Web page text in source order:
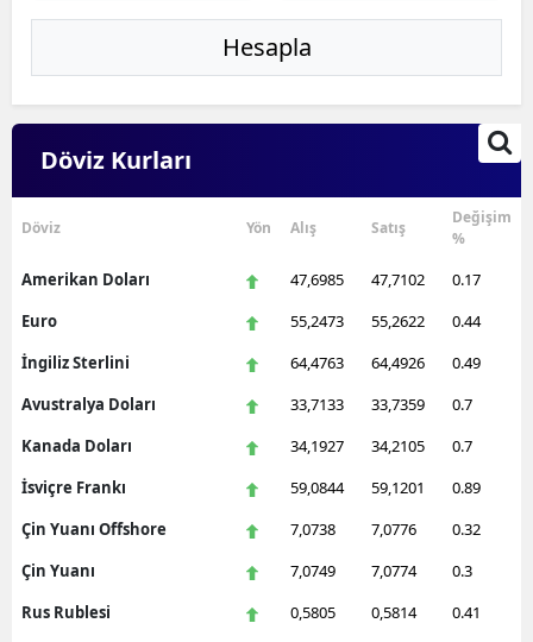
Hesapla
Döviz Kurları
Döviz Yön Alış Satış
Değişim
%
Amerikan Doları 47,6985 47,7102
0.17
Euro
55,2473 55,2622
0.44
İngiliz Sterlini
64,4763 64,4926
0.49
Avustralya Doları
33,7133 33,7359
0.7
Kanada Doları
34,1927 34,2105
0.7
İsviçre Frankı
59,0844 59,1201
0.89
Çin Yuanı Offshore
7,0738 7,0776
0.32
Çin Yuanı
7,0749 7,0774
0.3
Rus Rublesi
0,5805 0,5814
0.41